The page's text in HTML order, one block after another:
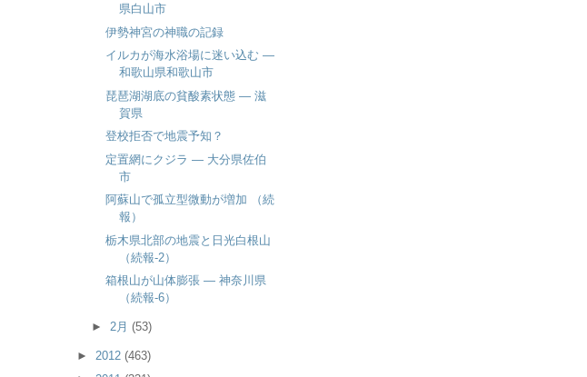
県白山市
伊勢神宮の神職の記録
イルカが海水浴場に迷い込む ―
和歌山県和歌山市
琵琶湖湖底の貧酸素状態 ― 滋
賀県
登校拒否で地震予知？
定置網にクジラ ― 大分県佐伯
市
阿蘇山で孤立型微動が増加 （続
報）
栃木県北部の地震と日光白根山
（続報-2）
箱根山が山体膨張 ― 神奈川県
（続報-6）
► 2月 (53)
► 2012 (463)